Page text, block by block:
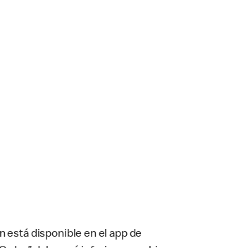
está disponible en el app de